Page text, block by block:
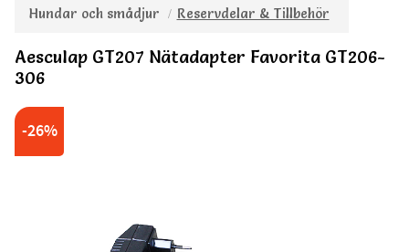
Hundar och smådjur Reservdelar & Tillbehör
Aesculap GT207 Nätadapter Favorita GT206-
306
26%